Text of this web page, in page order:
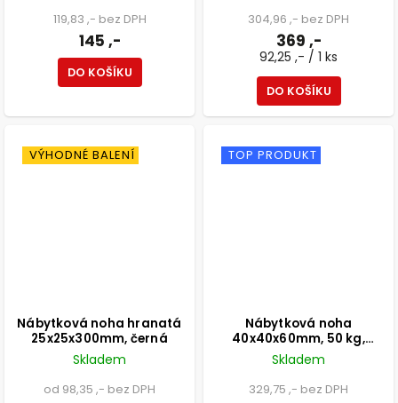
119,83 ,- bez DPH
145 ,-
DO KOŠÍKU
304,96 ,- bez DPH
369 ,-
92,25 ,- / 1 ks
DO KOŠÍKU
VÝHODNÉ BALENÍ
Nábytková noha hranatá
25x25x300mm, černá
Skladem
od 98,35 ,- bez DPH
TOP PRODUKT
Nábytková noha
40x40x60mm, 50 kg,
aluminium optik, černá, 4 ks
Skladem
329,75 ,- bez DPH